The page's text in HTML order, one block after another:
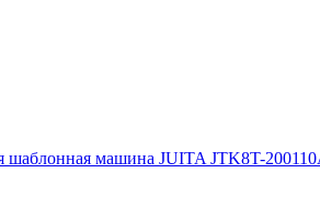
шаблонная машина JUITA JTK8T-